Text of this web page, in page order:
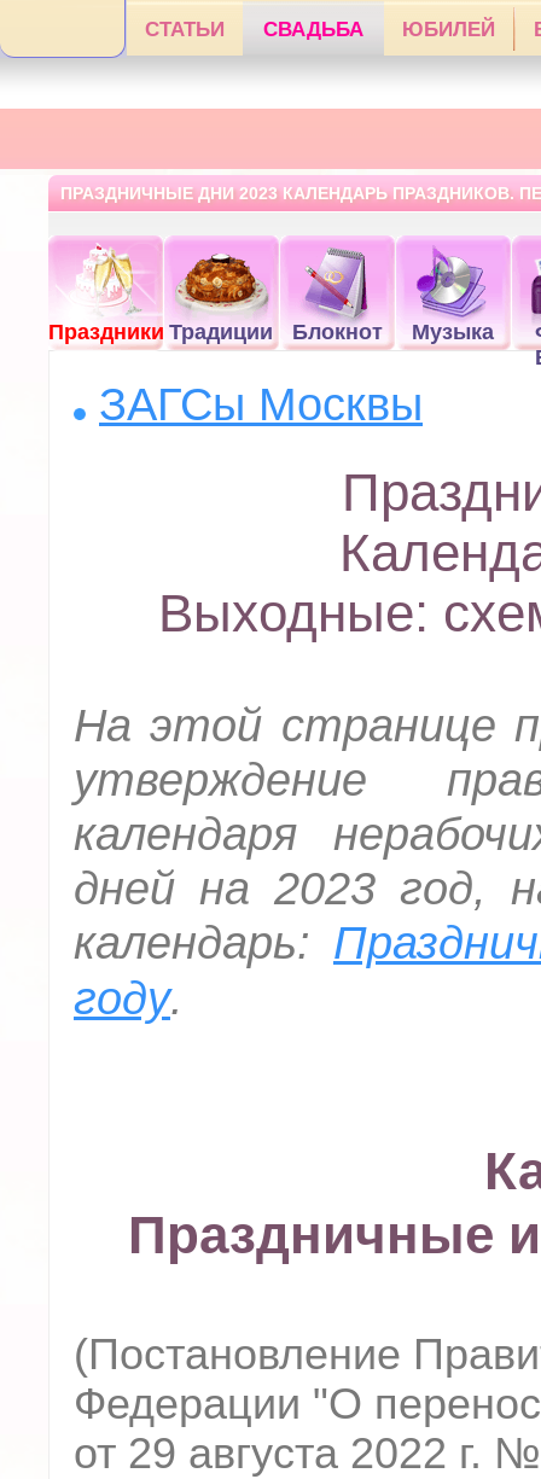
СТАТЬИ СВАДЬБА ЮБИЛЕЙ
ПРАЗДНИЧНЫЕ ДНИ 2023 КАЛЕНДАРЬ ПРАЗДНИКОВ.
Праздники Традиции Блокнот Музыка
ЗАГСы Москвы
Выходные:
На этой странице
утверждение
календаря
дней на 2023 год,
календарь:
году.
Праздничные
(Постановление
Федерации "О
от 29 августа 2022 г.